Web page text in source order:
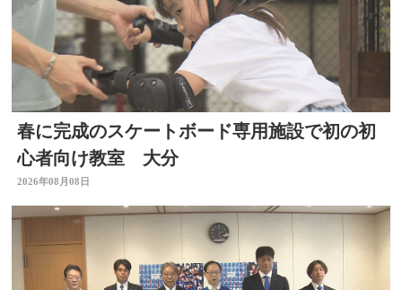
春に完成のスケートボード専用施設で初の初
心者向け教室 大分
2026年08月08日